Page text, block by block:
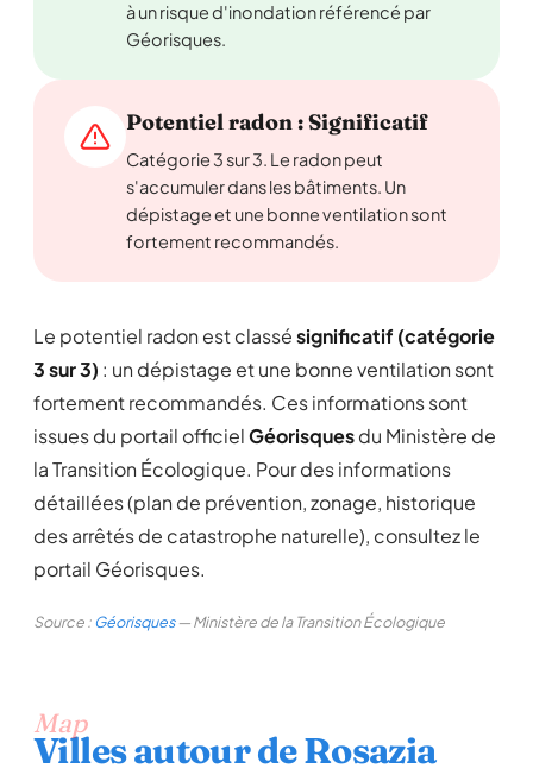
à un risque d'inondation référencé par
Géorisques.
Potentiel radon : Significatif
Catégorie 3 sur 3. Le radon peut
s'accumuler dans les bâtiments. Un
dépistage et une bonne ventilation sont
fortement recommandés.
Le potentiel radon est classésignificatif (catégorie
3 sur 3) : un dépistage et une bonne ventilation sont
fortement recommandés. Ces informations sont
issues du portail officielGéorisquesdu Ministère de
la Transition Écologique. Pour des informations
détaillées (plan de prévention, zonage, historique
des arrêtés de catastrophe naturelle), consultez le
portail Géorisques.
Source :Géorisques— Ministère de la Transition Écologique
Map
Villes autour de Rosazia